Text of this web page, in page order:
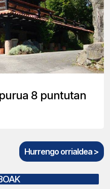
8 puntutan
Hurrengo orrialdea >